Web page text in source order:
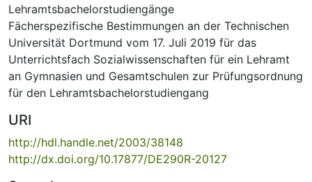
Lehramtsbachelorstudiengänge
Fächerspezifische Bestimmungen an der Technischen
Universität Dortmund vom 17. Juli 2019 für das
Unterrichtsfach Sozialwissenschaften für ein Lehramt
an Gymnasien und Gesamtschulen zur Prüfungsordnung
für den Lehramtsbachelorstudiengang
URI
http://hdl.handle.net/2003/38148
http://dx.doi.org/10.17877/DE290R-20127